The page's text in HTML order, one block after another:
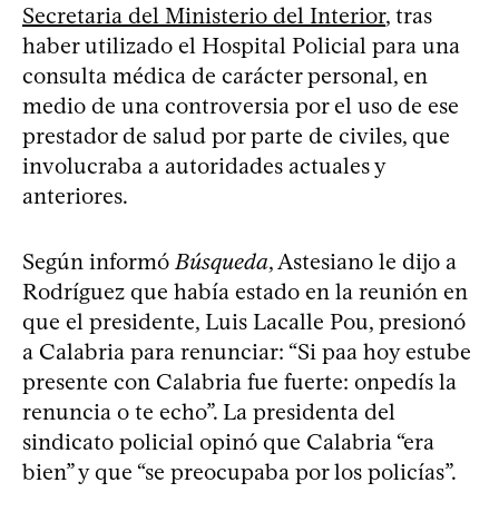
Secretaria del Ministerio del Interior, tras
haber utilizado el Hospital Policial para una
consulta médica de carácter personal, en
medio de una controversia por el uso de ese
prestador de salud por parte de civiles, que
involucraba a autoridades actuales y
anteriores.
Según informó Búsqueda, Astesiano le dijo a
Rodríguez que había estado en la reunión en
que el presidente, Luis Lacalle Pou, presionó
a Calabria para renunciar: “Si paa hoy estube
presente con Calabria fue fuerte: onpedís la
renuncia o te echo”. La presidenta del
sindicato policial opinó que Calabria “era
bien” y que “se preocupaba por los policías”.